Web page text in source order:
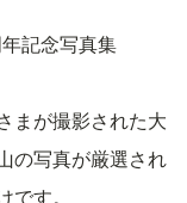
記念写真集
まが撮影された大
の写真が厳選され
す。